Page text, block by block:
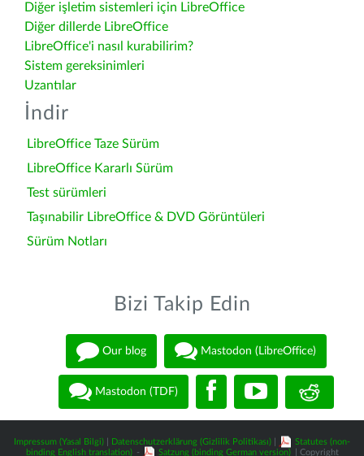
Diğer işletim sistemleri için LibreOffice
Diğer dillerde LibreOffice
LibreOffice'i nasıl kurabilirim?
Sistem gereksinimleri
Uzantılar
İndir
LibreOffice Taze Sürüm
LibreOffice Kararlı Sürüm
Test sürümleri
Taşınabilir LibreOffice & DVD Görüntüleri
Sürüm Notları
Bizi Takip Edin
Our blog Mastodon (LibreOffice)
Mastodon (TDF)
Impressum (Yasal Bilgi) Datenschutzerklärung (Gizlilik Politikası)
Statutes (non-
binding English translation) - Satzung (binding German version) | Copyright